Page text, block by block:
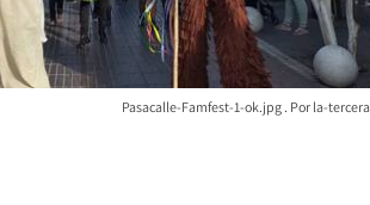
Pasacalle-Famfest-1-ok.jpg la-tercera